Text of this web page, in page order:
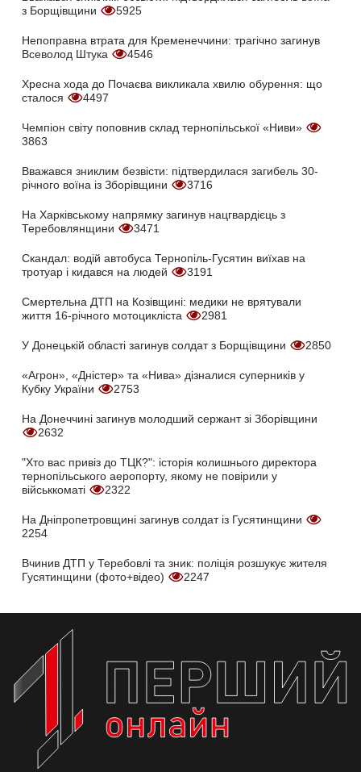
з Борщівщини
5925
Непоправна втрата для Кременеччини: трагічно загинув
Всеволод Штука
4546
Хресна хода до Почаєва викликала хвилю обурення: що
сталося
4497
Чемпіон світу поповнив склад тернопільської «Ниви»
3863
Вважався зниклим безвісти: підтвердилася загибель 30-
річного воїна із Зборівщини
3716
На Харківському напрямку загинув нацгвардієць з
Теребовлянщини
3471
Скандал: водій автобуса Тернопіль-Гусятин виїхав на
тротуар і кидався на людей
3191
Смертельна ДТП на Козівщині: медики не врятували
життя 16-річного мотоцикліста
2981
У Донецькій області загинув солдат з Борщівщини 2850
«Агрон», «Дністер» та «Нива» дізналися суперників у
Кубку України
2753
На Донеччині загинув молодший сержант зі Зборівщини
2632
"Хто вас привіз до ТЦК?": історія колишнього директора
тернопільського аеропорту, якому не повірили у
військкоматі
2322
На Дніпропетровщині загинув солдат із Гусятинщини
2254
Вчинив ДТП у Теребовлі та зник: поліція розшукує жителя
Гусятинщини (фото+відео)
2247